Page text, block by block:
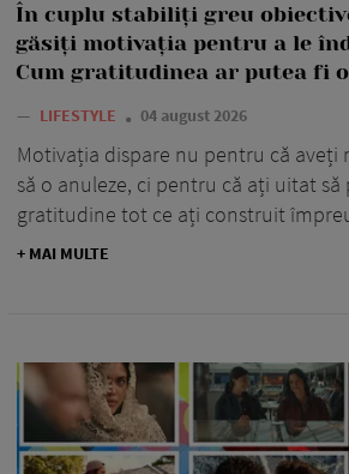
În cuplu stabiliți greu
găsiți motivația pentru a le
Cum gratitudinea ar putea fi
— LIFESTYLE 04 august 2026
Motivația dispare nu pentru că aveți
să o anuleze, ci pentru că ați uitat să
gratitudine tot ce ați construit
+ MAI MULTE